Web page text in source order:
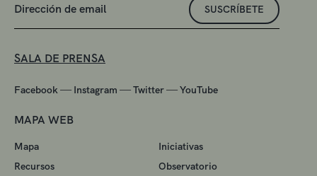
SUSCRÍBETE
SALA DE PRENSA
Facebook — Instagram —Twitter—YouTube
MAPA WEB
Mapa
Iniciativas
Recursos
Observatorio